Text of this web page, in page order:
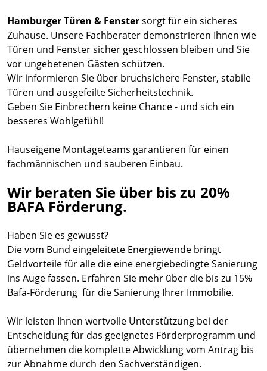
Hamburger Türen & Fenstersorgt für ein sicheres
Zuhause. Unsere Fachberater demonstrieren Ihnen wie
Türen und Fenster sicher geschlossen bleiben und Sie
vor ungebetenen Gästen schützen.
Wir informieren Sie über bruchsichere Fenster, stabile
Türen und ausgefeilte Sicherheitstechnik.
Geben Sie Einbrechern keine Chance - und sich ein
besseres Wohlgefühl!
Hauseigene Montageteams garantieren für einen
fachmännischen und sauberen Einbau.
Wir beraten Sie über bis zu 20%
BAFA Förderung.
Haben Sie es gewusst?
Die vom Bund eingeleitete Energiewende bringt
Geldvorteile für alle die eine energiebedingte Sanierung
ins Auge fassen. Erfahren Sie mehr über die bis zu 15%
Bafa-Förderung für die Sanierung Ihrer Immobilie.
Wir leisten Ihnen wertvolle Unterstützung bei der
Entscheidung für das geeignetes Förderprogramm und
übernehmen die komplette Abwicklung vom Antrag bis
zur Abnahme durch den Sachverständigen.